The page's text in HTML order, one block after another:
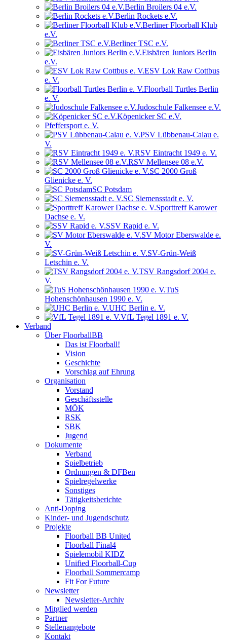
Berlin Broilers 04 e.V.
Berlin Rockets e.V.
Berliner Floorball Klub
e.V.
Berliner TSC e.V.
Eisbären Juniors Berlin
e.V.
ESV Lok Raw Cottbus
e. V.
Floorball Turtles Berlin
e. V.
Judoschule Falkensee e.V.
Köpenicker SC e.V.
Pfeffersport e. V.
PSV Lübbenau-Calau e.
V.
RSV Eintracht 1949 e. V.
RSV Mellensee 08 e.V.
SC 2000 Groß
Glienicke e. V.
SC Potsdam
SC Siemensstadt e. V.
Sporttreff Karower
Dachse e. V.
SSV Rapid e. V.
SV Motor Eberswalde e.
V.
SV-Grün-Weiß
Letschin e. V.
TSV Rangsdorf 2004 e.
V.
TuS
Hohenschönhausen 1990 e. V.
UHC Berlin e. V.
VfL Tegel 1891 e. V.
Verband
Über FloorballBB
Das ist Floorball!
Vision
Geschichte
Vorschlag auf Ehrung
Organisation
Vorstand
Geschäftsstelle
MÖK
RSK
SBK
Jugend
Dokumente
Verband
Spielbetrieb
Ordnungen & DFBen
Spielregelwerke
Sonstiges
Tätigkeitsberichte
Anti-Doping
Kinder- und Jugendschutz
Projekte
Floorball BB United
Floorball Final4
Spielemobil KIDZ
Unified Floorball-Cup
Floorball Sommercamp
Fit For Future
Newsletter
Newsletter-Archiv
Mitglied werden
Partner
Stellenangebote
Kontakt